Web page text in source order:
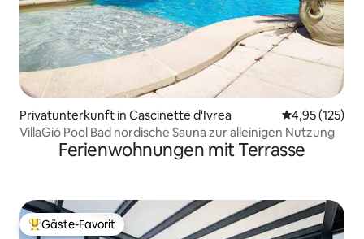
Privatunterkunft in Cascinette d'Ivrea
4,95 (125)
VillaGió Pool Bad nordische Sauna zur alleinigen Nutzung
Ferienwohnungen mit Terrasse
Beliebter Gäste-Favorit.
Gäste-Favorit